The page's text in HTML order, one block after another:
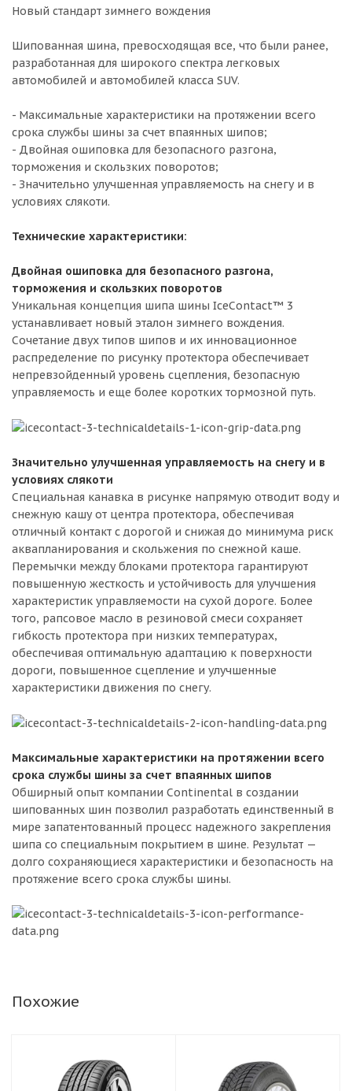
Новый стандарт зимнего вождения
Шипованная шина, превосходящая все, что были ранее,
разработанная для широкого спектра легковых
автомобилей и автомобилей класса SUV.
- Максимальные характеристики на протяжении всего
срока службы шины за счет впаянных шипов;
- Двойная ошиповка для безопасного разгона,
торможения и скользких поворотов;
- Значительно улучшенная управляемость на снегу и в
условиях слякоти.
Технические характеристики:
Двойная ошиповка для безопасного разгона,
торможения и скользких поворотов
Уникальная концепция шипа шины IceContact™ 3
устанавливает новый эталон зимнего вождения.
Сочетание двух типов шипов и их инновационное
распределение по рисунку протектора обеспечивает
непревзойденный уровень сцепления, безопасную
управляемость и еще более коротких тормозной путь.
Значительно улучшенная управляемость на снегу и в
условиях слякоти
Специальная канавка в рисунке напрямую отводит воду и
снежную кашу от центра протектора, обеспечивая
отличный контакт с дорогой и снижая до минимума риск
аквапланирования и скольжения по снежной каше.
Перемычки между блоками протектора гарантируют
повышенную жесткость и устойчивость для улучшения
характеристик управляемости на сухой дороге. Более
того, рапсовое масло в резиновой смеси сохраняет
гибкость протектора при низких температурах,
обеспечивая оптимальную адаптацию к поверхности
дороги, повышенное сцепление и улучшенные
характеристики движения по снегу.
Максимальные характеристики на протяжении всего
срока службы шины за счет впаянных шипов
Обширный опыт компании Continental в создании
шипованных шин позволил разработать единственный в
мире запатентованный процесс надежного закрепления
шипа со специальным покрытием в шине. Результат —
долго сохраняющиеся характеристики и безопасность на
протяжение всего срока службы шины.
Похожие